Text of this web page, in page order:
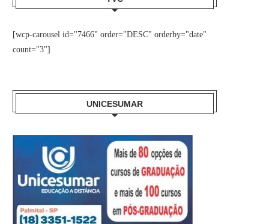
[wcp-carousel id="7466" order="DESC" orderby="date"
count="3"]
UNICESUMAR